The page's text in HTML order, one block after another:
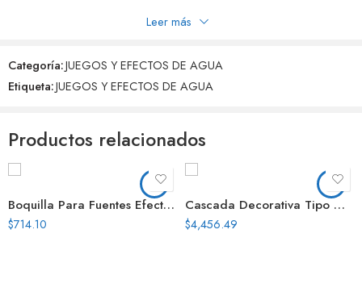
Aún no hay reseñas.
Leer más
Categoría:JUEGOS Y EFECTOS DE AGUA
Etiqueta:JUEGOS Y EFECTOS DE AGUA
Productos relacionados
Boquilla Para Fuentes Efecto Volcan 1 Pulg Acero Nosis
$714.10
Cascada Decorativa Tipo Natural 48 Pulg Conex Inf
$4,456.49